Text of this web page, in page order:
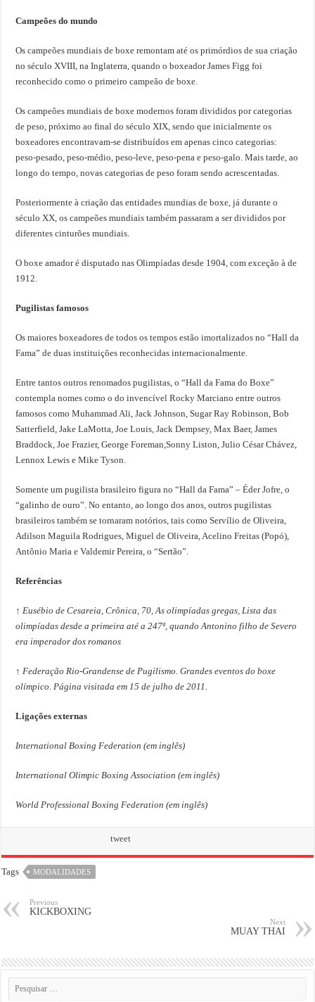
Campeões do mundo
Os campeões mundiais de boxe remontam até os primórdios de sua criação
no século XVIII, na Inglaterra, quando o boxeador James Figg foi
reconhecido como o primeiro campeão de boxe.
Os campeões mundiais de boxe modernos foram divididos por categorias
de peso, próximo ao final do século XIX, sendo que inicialmente os
boxeadores encontravam-se distribuídos em apenas cinco categorias:
peso-pesado, peso-médio, peso-leve, peso-pena e peso-galo. Mais tarde, ao
longo do tempo, novas categorias de peso foram sendo acrescentadas.
Posteriormente à criação das entidades mundias de boxe, já durante o
século XX, os campeões mundiais também passaram a ser divididos por
diferentes cinturões mundiais.
O boxe amador é disputado nas Olimpíadas desde 1904, com exceção à de
1912.
Pugilistas famosos
Os maiores boxeadores de todos os tempos estão imortalizados no “Hall da
Fama” de duas instituições reconhecidas internacionalmente.
Entre tantos outros renomados pugilistas, o “Hall da Fama do Boxe”
contempla nomes como o do invencível Rocky Marciano entre outros
famosos como Muhammad Ali, Jack Johnson, Sugar Ray Robinson, Bob
Satterfield, Jake LaMotta, Joe Louis, Jack Dempsey, Max Baer, James
Braddock, Joe Frazier, George Foreman,Sonny Liston, Julio César Chávez,
Lennox Lewis e Mike Tyson.
Somente um pugilista brasileiro figura no “Hall da Fama” – Éder Jofre, o
“galinho de ouro”. No entanto, ao longo dos anos, outros pugilistas
brasileiros também se tornaram notórios, tais como Servílio de Oliveira,
Adilson Maguila Rodrigues, Miguel de Oliveira, Acelino Freitas (Popó),
Antônio Maria e Valdemir Pereira, o “Sertão”.
Referências
↑ Eusébio de Cesareia, Crônica, 70, As olimpíadas gregas, Lista das
olimpíadas desde a primeira até a 247ª, quando Antonino filho de Severo
era imperador dos romanos
↑ Federação Rio-Grandense de Pugilismo. Grandes eventos do boxe
olímpico. Página visitada em 15 de julho de 2011.
Ligações externas
International Boxing Federation (em inglês)
International Olimpic Boxing Association (em inglês)
World Professional Boxing Federation (em inglês)
tweet
Tags MODALIDADES
Previous
KICKBOXING
Next
MUAY THAI